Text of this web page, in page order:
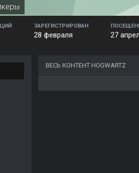
ЗАРЕГИСТРИРОВАН
28 февраля 27
ВЕСЬ КОНТЕНТ HOGWARTZ